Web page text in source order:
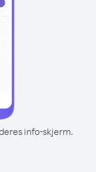
info-skjerm.